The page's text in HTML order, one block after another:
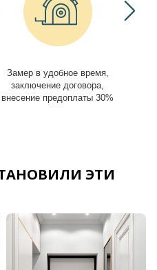
Замер в удобное время,
заключение договора,
внесение предоплаты 30%
ЭТИ